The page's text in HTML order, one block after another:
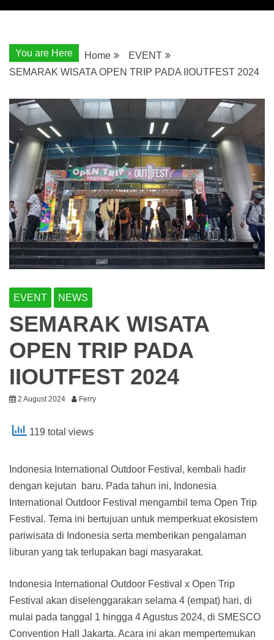
You are Here Home
EVENT
SEMARAK WISATA OPEN TRIP PADA IIOUTFEST 2024
EVENT NEWS
SEMARAK WISATA
OPEN TRIP PADA
IIOUTFEST 2024
2 August 2024 Ferry
119 total views
Indonesia International Outdoor Festival, kembali hadir
dengan kejutan baru. Pada tahun ini, Indonesia
International Outdoor Festival mengambil tema Open Trip
Festival. Tema ini bertujuan untuk memperkuat ekosistem
pariwisata di Indonesia serta memberikan pengalaman
liburan yang tak terlupakan bagi masyarakat.
Indonesia International Outdoor Festival x Open Trip
Festival akan diselenggarakan selama 4 (empat) hari, di
mulai pada tanggal 1 hingga 4 Agustus 2024, di SMESCO
Convention Hall Jakarta. Acara ini akan mempertemukan